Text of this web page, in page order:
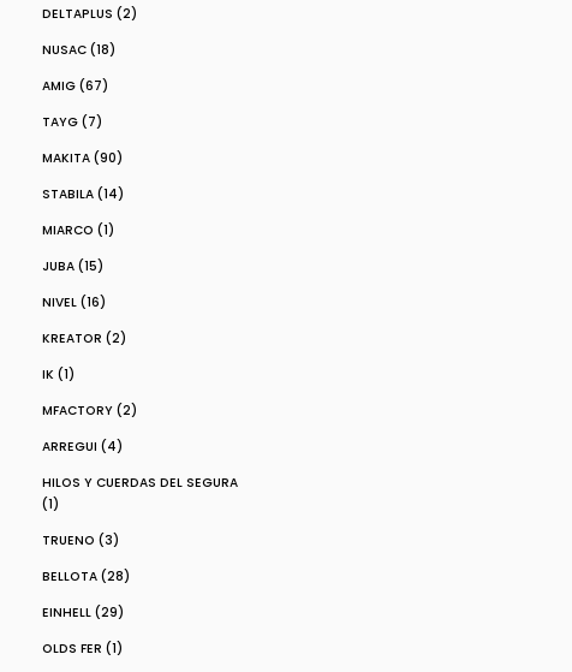
DELTAPLUS (2)
NUSAC (18)
AMIG (67)
TAYG (7)
MAKITA (90)
STABILA (14)
MIARCO (1)
JUBA (15)
NIVEL (16)
KREATOR (2)
IK (1)
MFACTORY (2)
ARREGUI (4)
HILOS Y CUERDAS DEL SEGURA
(1)
TRUENO (3)
BELLOTA (28)
EINHELL (29)
OLDS FER (1)